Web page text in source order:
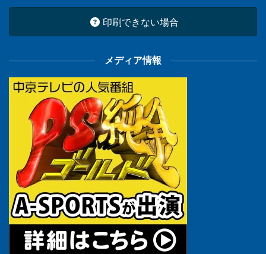
印刷できない場合
メディア情報